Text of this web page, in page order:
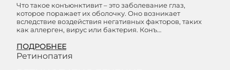
Что такое конъюнктивит – это заболевание глаз,
которое поражает их оболочку. Оно возникает
вследствие воздействия негативных факторов, таких
как аллерген, вирус или бактерия. Конъ…
ПОДРОБНЕЕ
Ретинопатия